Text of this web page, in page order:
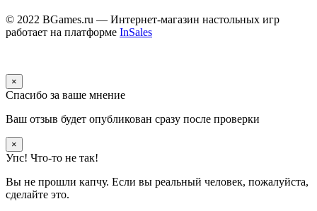
© 2022 BGames.ru — Интернет-магазин настольных игр
работает на платформе InSales
×
Спасибо за ваше мнение
Ваш отзыв будет опубликован сразу после проверки
×
Упс! Что-то не так!
Вы не прошли капчу. Если вы реальный человек, пожалуйста,
сделайте это.